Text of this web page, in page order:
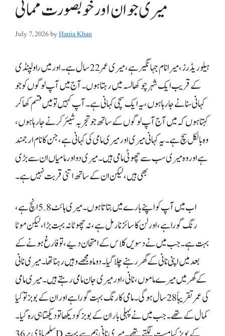
میری جوان اور خوبصورت ممانی
July 7, 2026byHania Khan
ہیلو ریڈرز، میرا نام جہانگیر ہے، میری عمر 22 سال ہے۔ اور میں راولپنڈی
کے قریب ایک شہر چوکھالسہ میں رہتا ہوں۔ آج میں آپ لوگوں کو جو
کہانی سنانے جا رہا ہوں، یہ ایک سچی کہانی ہے۔ آپ کہیں تو میں قسم کھا کر
کہتا ہوں کہ میں آج آپ لوگوں کے ساتھ جو تجربہ شیئر کرنے جا رہا ہوں،
وہ بالکل سچ ہے۔ یہ کہانی میری اور میری مامی کی کہانی ہے، جن کا نام ارجمند
ہے اور وہ میری سب سے چھوٹی مامی ہیں۔ میری دو اور مامیاں ان سے بڑی
بھی ہیں، لیکن ان کے ساتھ اتنی قربت نہیں ہے۔
اب میں آپ کو اپنے بارے میں بتاتا ہوں۔ میری ہائٹ 5.8 انچ ہے،
رنگ گورا ہے، اور لن کا سائز نارمل ہے، نہ چھوٹا نہ بہت بڑا، لیکن موٹا
بہت ہے۔ جب میں نے دسویں کلاس کے امتحان دیے، تو فارغ ہونے کے
بعد میں اپنی نانی کے گھر رہنے چلا گیا۔ دو ماہ مجھے وہیں رہنا تھا۔ میری نانی
کے گھر میں میرے ماموں، نانی، اور میری جان مامی رہتے ہیں۔ میری مامی
کی عمر تقریباً 28 سال ہوگی۔ مامی کا رنگ بہت گورا ہے اور ان کے بوبز تو کیا
کمال کے تھے۔ جب میں نے پہلی بار ان کے بوبز کو دیکھا تو دیکھتا ہی رہ گیا۔